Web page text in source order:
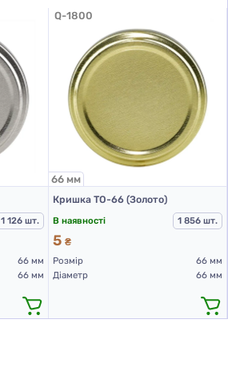
1 126 шт.
66 мм
66 мм
Q-1800
66 мм
Кришка ТО-66 (Золото)
В наявності
1 856 шт.
5 ₴
Розмір
66 мм
Діаметр
66 мм